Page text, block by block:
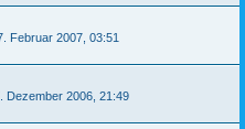
Februar 2007, 03:51
Dezember 2006, 21:49